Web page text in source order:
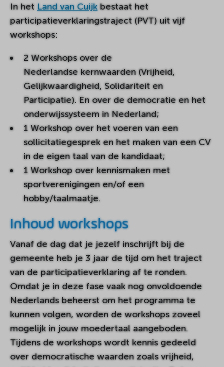
In het Land van Cuijkbestaat het
participatieverklaringstraject (PVT) uit vijf
workshops:
2 Workshops over de
Nederlandse kernwaarden (Vrijheid,
Gelijkwaardigheid, Solidariteit en
Participatie). En over de democratie en het
onderwijssysteem in Nederland;
1 Workshop over het voeren van een
sollicitatiegesprek en het maken van een CV
in de eigen taal van de kandidaat;
1 Workshop over kennismaken met
sportverenigingen en/of een
hobby/taalmaatje.
Inhoud workshops
Vanaf de dag dat je jezelf inschrijft bij de
gemeente heb je 3 jaar de tijd om het traject
van de participatieverklaring af te ronden.
Omdat je in deze fase vaak nog onvoldoende
Nederlands beheerst om het programma te
kunnen volgen, worden de workshops zoveel
mogelijk in jouw moedertaal aangeboden.
Tijdens de workshops wordt kennis gedeeld
over democratische waarden zoals vrijheid,